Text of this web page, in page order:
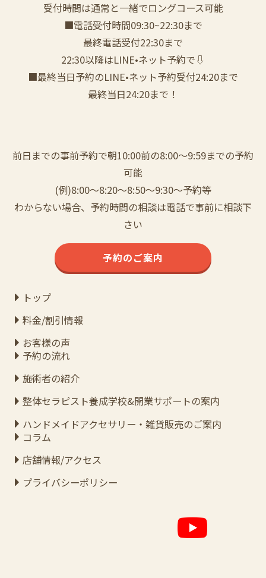
受付時間は通常と一緒でロングコース可能
■電話受付時間09:30~22:30まで
️最終電話受付22:30まで
22:30以降はLINE•ネット予約で⇩
■最終当日予約のLINE•ネット予約受付24:20まで
最終当日24:20まで！
前日までの事前予約で朝10:00前の8:00〜9:59までの予約
可能
(例)8:00〜8:20〜8:50〜9:30〜予約等
わからない場合、予約時間の相談は電話で事前に相談下
さい
予約のご案内
トップ
料金/割引情報
お客様の声
予約の流れ
施術者の紹介
整体セラピスト養成学校&開業サポートの案内
ハンドメイドアクセサリー・雑貨販売のご案内
コラム
店舗情報/アクセス
プライバシーポリシー